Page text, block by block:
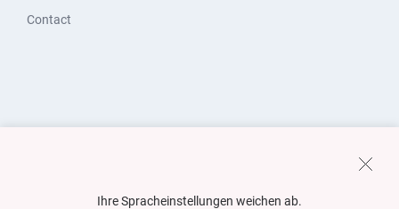
Contact
Ihre Spracheinstellungen weichen ab.